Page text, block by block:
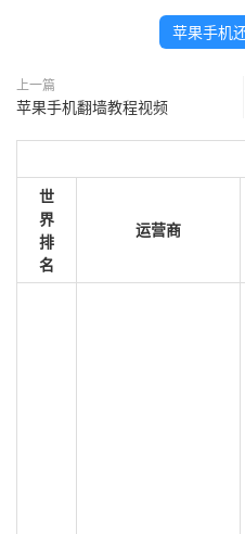
苹果手机
上一篇
苹果手机翻墙教程视频
世
界
排
名
运营商